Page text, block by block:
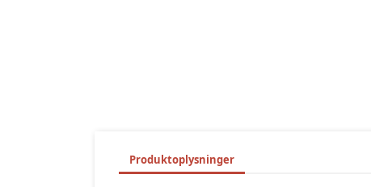
Produktoplysninger